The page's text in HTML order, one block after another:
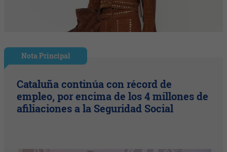
Nota Principal
Cataluña continúa con récord de
empleo, por encima de los 4 millones de
afiliaciones a la Seguridad Social